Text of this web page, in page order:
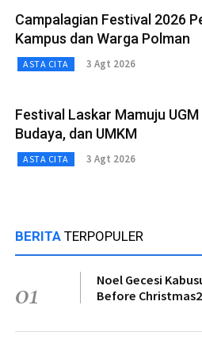
Campalagian Festival 2026
Kampus dan Warga Polman
ASTA CITA 3 Agt 2026
Festival Laskar Mamuju
Budaya, dan UMKM
ASTA CITA 3 Agt 2026
BERITA TERPOPULER
01
Noel Gecesi
Before Christmas2